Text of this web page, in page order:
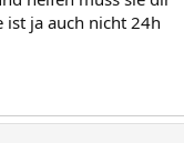
ja auch nicht 24h